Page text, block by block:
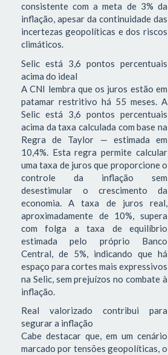
consistente com a meta de 3% da
inflação, apesar da continuidade das
incertezas geopolíticas e dos riscos
climáticos.
Selic está 3,6 pontos percentuais
acima do ideal
A CNI lembra que os juros estão em
patamar restritivo há 55 meses. A
Selic está 3,6 pontos percentuais
acima da taxa calculada com base na
Regra de Taylor — estimada em
10,4%. Esta regra permite calcular
uma taxa de juros que proporcione o
controle da inflação sem
desestimular o crescimento da
economia. A taxa de juros real,
aproximadamente de 10%, supera
com folga a taxa de equilíbrio
estimada pelo próprio Banco
Central, de 5%, indicando que há
espaço para cortes mais expressivos
na Selic, sem prejuízos no combate à
inflação.
Real valorizado contribui para
segurar a inflação
Cabe destacar que, em um cenário
marcado por tensões geopolíticas, o